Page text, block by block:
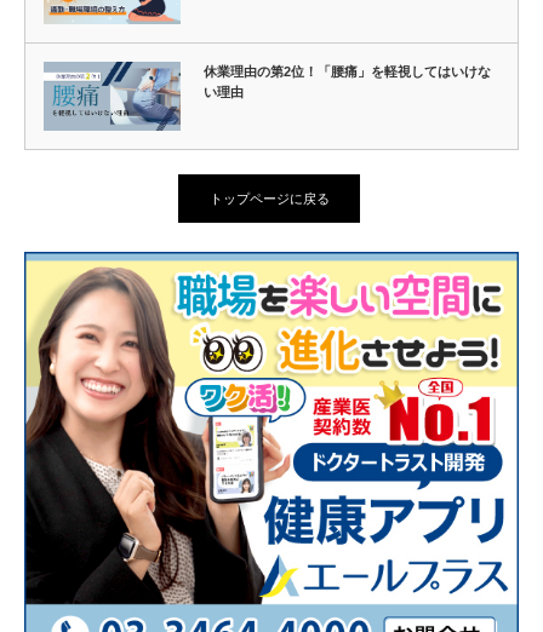
休業理由の第2位！「腰痛」を軽視してはいけな
い理由
トップページに戻る